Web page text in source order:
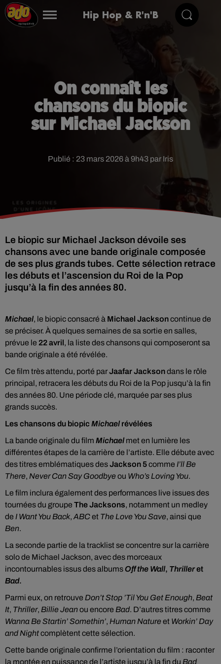
Hip Hop & R'n'B
On connaît les
chansons du biopic
sur Michael Jackson
Publié : 23 mars 2026 à 9h43 par Iris
Le biopic sur Michael Jackson dévoile ses
chansons avec une bande originale composée
de ses plus grands tubes. Cette sélection retrace
les débuts et l’ascension du Roi de la Pop
jusqu’à la fin des années 80.
Michael, le biopic consacré à Michael Jacksoncontinue de
se préciser. À quelques semaines de sa sortie en salles,
prévue le 22 avril, la liste des chansons qui composeront sa
bande originale a été révélée.
Ce film très attendu, porté parJaafar Jacksondans le rôle
principal, retracera les débuts du Roi de la Pop jusqu’à la fin
des années 80. Une période clé, marquée par ses plus
grands succès.
Les chansons du biopic Michael révélées
La bande originale du film Michael met en lumière les
différentes étapes de la carrière de l’artiste. Elle débute avec
des titres emblématiques desJackson 5comme I’ll Be
There, Never Can Say Goodbyeou Who’s Loving You.
Le film inclura également des performances live issues des
tournées du groupe The Jacksons, notamment un medley
de I Want You Back, ABCet The Love You Save, ainsi que
Ben.
La seconde partie de la tracklist se concentre sur la carrière
solo de Michael Jackson, avec des morceaux
incontournables issus des albums Off the Wall, Thrilleret
Bad.
Parmi eux, on retrouve Don’t Stop ’Til You Get Enough, Beat
It, Thriller, Billie Jeanou encore Bad. D’autres titres comme
Wanna Be Startin’ Somethin’, Human Natureet Workin’ Day
and Nightcomplètent cette sélection.
Cette bande originale confirme l’orientation du film : raconter
la montée en puissance de l’artiste jusqu’à la fin du Bad